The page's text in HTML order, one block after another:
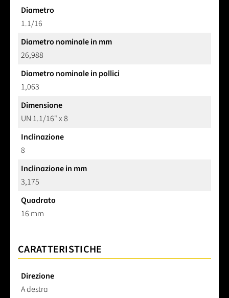
Diametro
1.1/16
Diametro nominale in mm
26,988
Diametro nominale in pollici
1,063
Dimensione
UN 1.1/16" x 8
Inclinazione
8
Inclinazione in mm
3,175
Quadrato
16 mm
CARATTERISTICHE
Direzione
A destra